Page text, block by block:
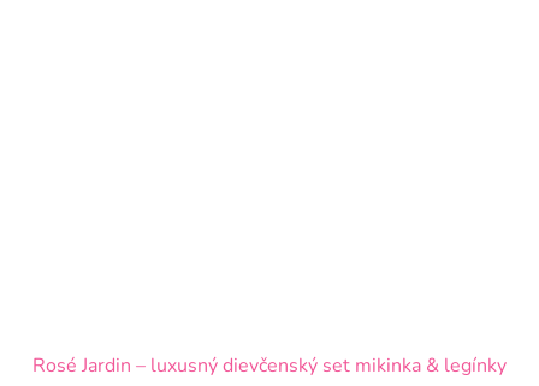
Rosé Jardin – luxusný dievčenský set mikinka & legínky